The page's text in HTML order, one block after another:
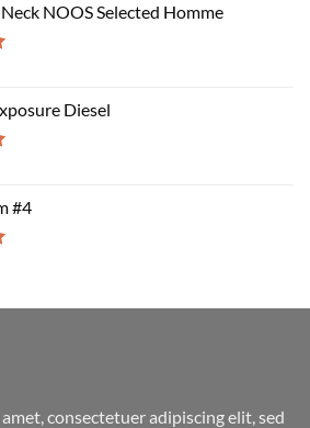
NOOS Selected Homme
Diesel
#4
consectetuer adipiscing elit, sed